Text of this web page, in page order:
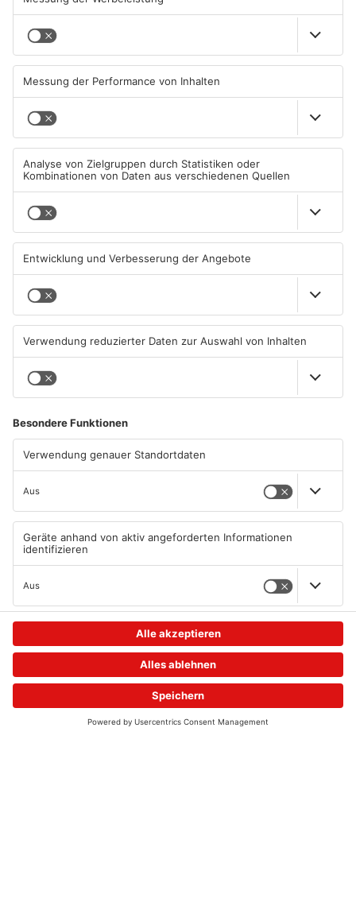
ASCHAFFENBURG
AB: Aktion "Bewegung im
Park" startet
01.08.2026, 08:28 UHR IN
ASCHAFFENBURG
TOPNEWS
31.07.2026, 19:21 UHR IN
ASCHAFFENBURG